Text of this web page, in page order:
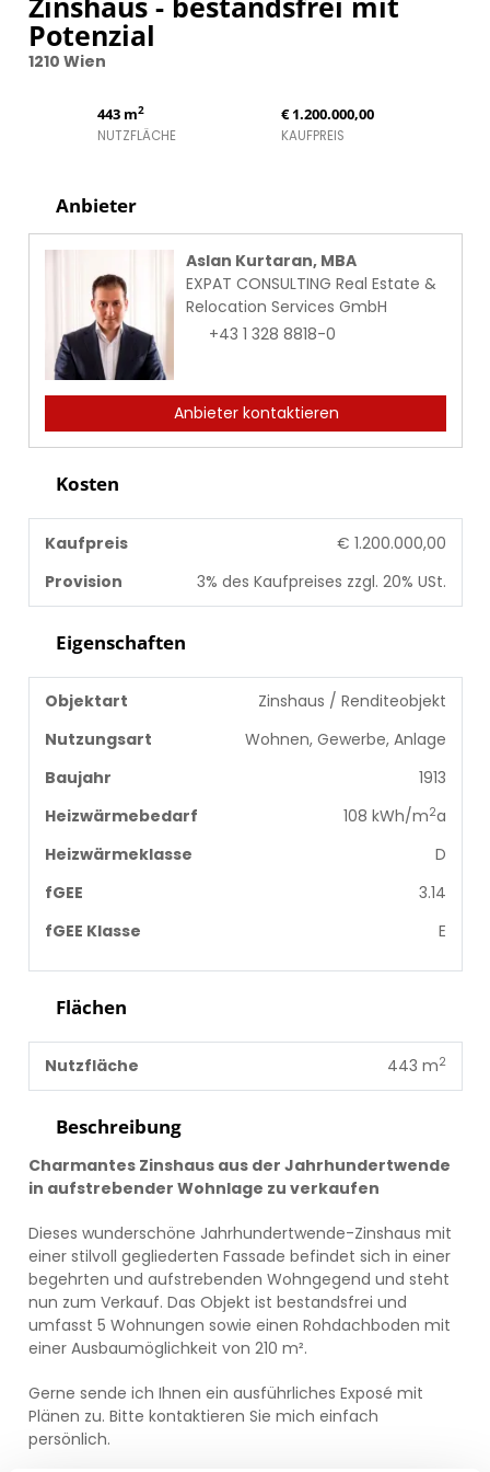
Potenzial
1210 Wien
443 m2
NUTZFLÄCHE
€ 1.200.000,00
KAUFPREIS
Beschreibung
Charmantes Zinshaus aus der Jahrhundertwende
in aufstrebender Wohnlage zu verkaufen
Dieses wunderschöne Jahrhundertwende-Zinshaus mit
einer stilvoll gegliederten Fassade befindet sich in einer
begehrten und aufstrebenden Wohngegend und steht
nun zum Verkauf. Das Objekt ist bestandsfrei und
umfasst 5 Wohnungen sowie einen Rohdachboden mit
einer Ausbaumöglichkeit von 210 m².
Gerne sende ich Ihnen ein ausführliches Exposé mit
Plänen zu. Bitte kontaktieren Sie mich einfach
persönlich.
Anbieter
Aslan Kurtaran, MBA
EXPAT CONSULTING Real Estate &
Relocation Services GmbH
+43 1 328 8818-0
Anbieter kontaktieren
Kosten
Kaufpreis
€ 1.200.000,00
Provision
3% des Kaufpreises zzgl. 20% USt.
Eigenschaften
Objektart
Zinshaus / Renditeobjekt
Nutzungsart
Wohnen, Gewerbe, Anlage
Baujahr
1913
Heizwärmebedarf
108 kWh/m2a
Heizwärmeklasse
D
fGEE
3.14
fGEE Klasse
E
Flächen
Nutzfläche 443 m2